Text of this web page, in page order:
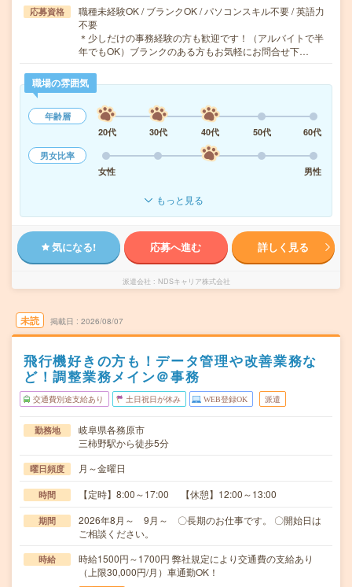
応募資格
職種未経験OK / ブランクOK / パソコンスキル不要 / 英語力
不要
＊少しだけの事務経験の方も歓迎です！（アルバイトで半
年でもOK）ブランクのある方もお気軽にお問合せ下…
職場の雰囲気
年齢層
20代
30代 40代 50代
60代
男女比率
女性
男性
もっと見る
気になる! 応募へ進む 詳しく見る
派遣会社 NDSキャリア株式会社
未読 掲載日 2026/08/07
飛行機好きの方も！データ管理や改善業務な
ど！調整業務メイン＠事務
交通費別途支給あり 土日祝日が休み WEB登録OK 派遣
勤務地
岐阜県各務原市
三柿野駅から徒歩5分
曜日頻度 月～金曜日
時間 【定時】8:00～17:00 【休憩】12:00～13:00
期間
2026年8月～ 9月～ 〇長期のお仕事です。 〇開始日は
ご相談ください。
時給
時給1500円～1700円 弊社規定により交通費の支給あり
（上限30,000円/月）車通勤OK！